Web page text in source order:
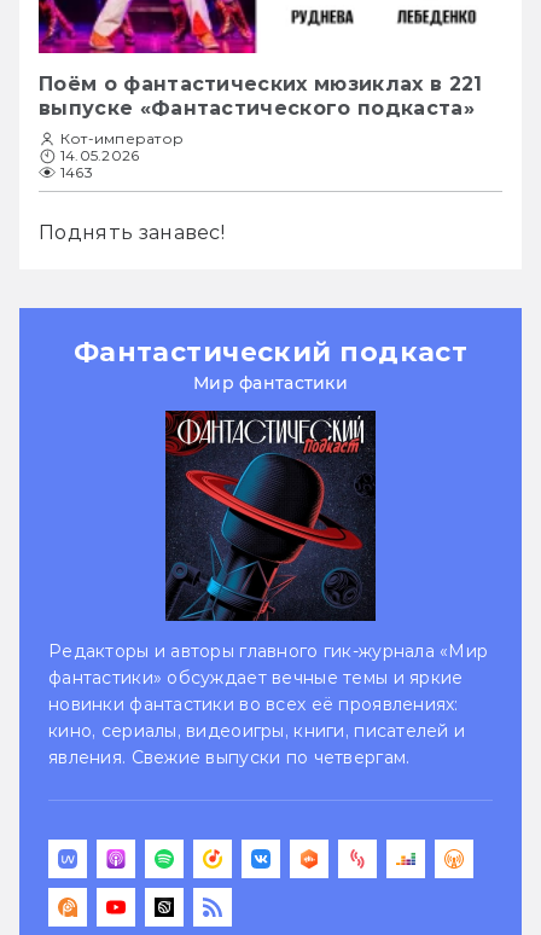
Поём о фантастических мюзиклах в 221
выпуске «Фантастического подкаста»
Кот-император
14.05.2026
1463
Поднять занавес!
Фантастический подкаст
Мир фантастики
Редакторы и авторы главного гик-журнала «Мир
фантастики» обсуждает вечные темы и яркие
новинки фантастики во всех её проявлениях:
кино, сериалы, видеоигры, книги, писателей и
явления. Свежие выпуски по четвергам.